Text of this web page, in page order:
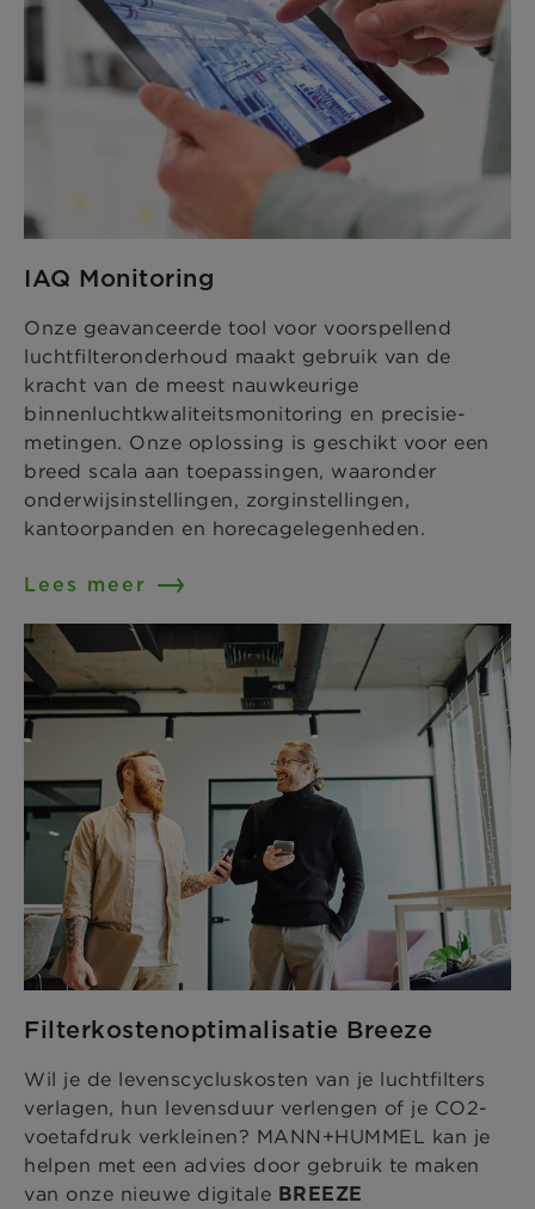
IAQ Monitoring
Onze geavanceerde tool voor voorspellend
luchtfilteronderhoud maakt gebruik van de
kracht van de meest nauwkeurige
binnenluchtkwaliteitsmonitoring en precisie-
metingen. Onze oplossing is geschikt voor een
breed scala aan toepassingen, waaronder
onderwijsinstellingen, zorginstellingen,
kantoorpanden en horecagelegenheden.
Lees meer
Filterkostenoptimalisatie Breeze
Wil je de levenscycluskosten van je luchtfilters
verlagen, hun levensduur verlengen of je CO2-
voetafdruk verkleinen? MANN+HUMMEL kan je
helpen met een advies door gebruik te maken
van onze nieuwe digitale BREEZE